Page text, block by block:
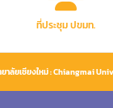
ที่ประชุม ปขมท.
าลัยเชียงใหม่ : Chiangmai